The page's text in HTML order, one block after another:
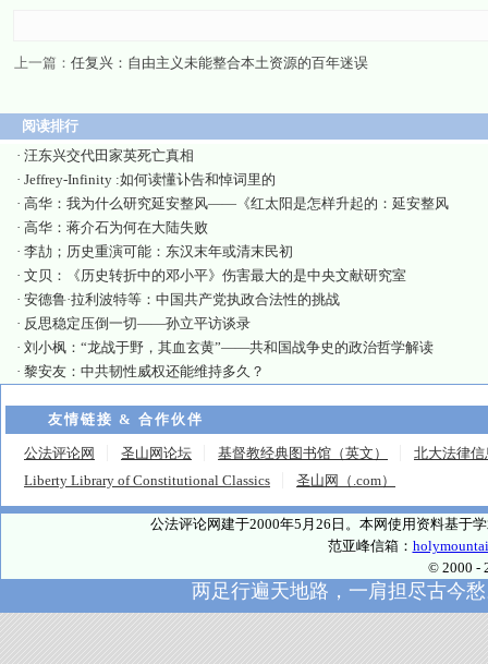
上一篇： 任复兴：自由主义未能整合本土资源的百年迷误
阅读排行
· 汪东兴交代田家英死亡真相
· Jeffrey-Infinity :如何读懂讣告和悼词里的
· 高华：我为什么研究延安整风——《红太阳是怎样升起的：延安整风
· 高华：蒋介石为何在大陆失败
· 李劼；历史重演可能：东汉末年或清末民初
· 文贝：《历史转折中的邓小平》伤害最大的是中央文献研究室
· 安德鲁·拉利波特等：中国共产党执政合法性的挑战
· 反思稳定压倒一切——孙立平访谈录
· 刘小枫：“龙战于野，其血玄黄”——共和国战争史的政治哲学解读
· 黎安友：中共韧性威权还能维持多久？
友情链接 & 合作伙伴
公法评论网 圣山网论坛 基督教经典图书馆（英文）
北大法律信
Liberty Library of Constitutional Classics
圣山网（.com）
公法评论网建于2000年5月26日。本网使用资料基于
范亚峰信箱：
© 2000 -
两足行遍天地路，一肩担尽古今